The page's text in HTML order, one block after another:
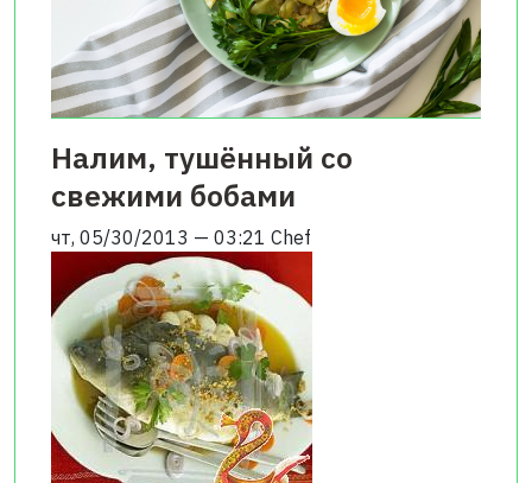
Налим, тушённый со
свежими бобами
чт, 05/30/2013 — 03:21 Chef